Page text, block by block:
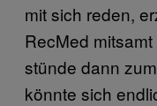
mit sich reden,
RecMed
stünde dann
könnte sich